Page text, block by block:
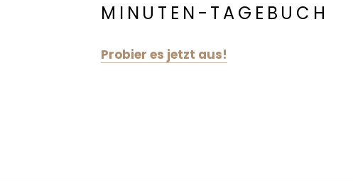
MINUTEN-TAGEBUCH
Probier es jetzt aus!